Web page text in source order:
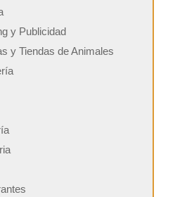
y Publicidad
y Tiendas de Animales